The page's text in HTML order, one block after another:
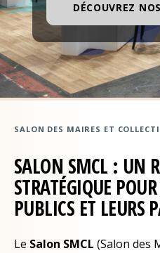
DÉCOUVREZ
SALON DES MAIRES ET
SALON SMCL : UN
STRATÉGIQUE
PUBLICS ET LEURS
Le Salon SMCL (Salon des